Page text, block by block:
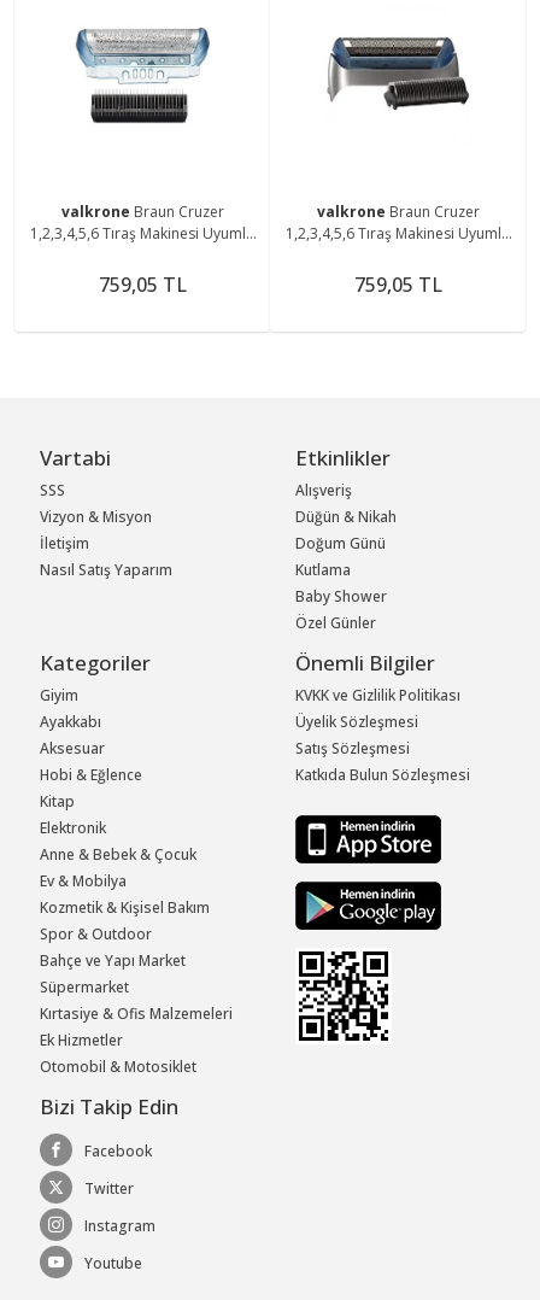
valkrone Braun Cruzer
1,2,3,4,5,6 Tıraş Makinesi Uyumlu
759,05 TL
valkrone Braun Cruzer
1,2,3,4,5,6 Tıraş Makinesi Uyumlu
759,05 TL
Vartabi
SSS
Vizyon & Misyon
İletişim
Nasıl Satış Yaparım
Etkinlikler
Alışveriş
Düğün & Nikah
Doğum Günü
Kutlama
Baby Shower
Özel Günler
Kategoriler
Giyim
Ayakkabı
Aksesuar
Hobi & Eğlence
Kitap
Elektronik
Anne & Bebek & Çocuk
Ev & Mobilya
Kozmetik & Kişisel Bakım
Spor & Outdoor
Bahçe ve Yapı Market
Süpermarket
Kırtasiye & Ofis Malzemeleri
Ek Hizmetler
Otomobil & Motosiklet
Önemli Bilgiler
KVKK ve Gizlilik Politikası
Üyelik Sözleşmesi
Satış Sözleşmesi
Katkıda Bulun Sözleşmesi
Bizi Takip Edin
Facebook
Twitter
Instagram
Youtube